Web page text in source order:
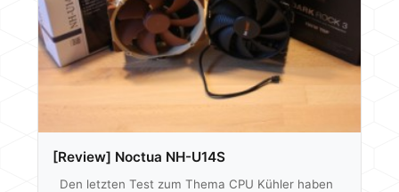
finden wir raus ob dem auch so ist. Unboxing
Beginnen…
[Review] Noctua NH-U14S
Den letzten Test zum Thema CPU Kühler haben